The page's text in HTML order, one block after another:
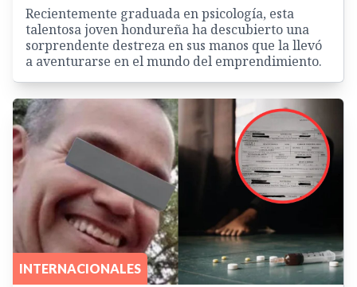
Recientemente graduada en psicología, esta
talentosa joven hondureña ha descubierto una
sorprendente destreza en sus manos que la llevó
a aventurarse en el mundo del emprendimiento.
INTERNACIONALES